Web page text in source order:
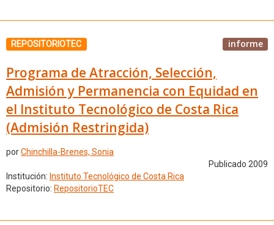
REPOSITORIOTEC informe
Programa de Atracción, Selección,
Admisión y Permanencia con Equidad en
el Instituto Tecnológico de Costa Rica
(Admisión Restringida)
porChinchilla-Brenes, Sonia
Publicado 2009
Institución: Instituto Tecnológico de Costa Rica
Repositorio: RepositorioTEC